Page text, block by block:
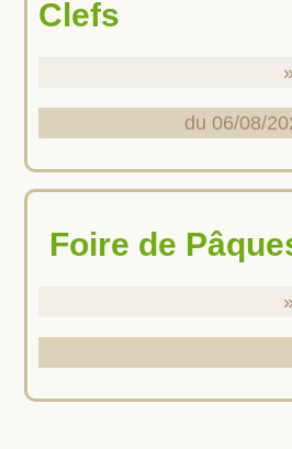
Clefs
du 06/08/
Foire de